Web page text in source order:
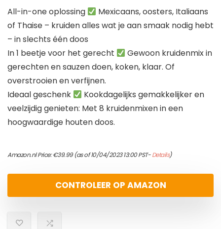
All-in-one oplossing
Mexicaans, oosters, Italiaans
of Thaise – kruiden alles wat je aan smaak nodig hebt
– in slechts één doos
In 1 beetje voor het gerecht
Gewoon kruidenmix in
gerechten en sauzen doen, koken, klaar. Of
overstrooien en verfijnen.
Ideaal geschenk
Kookdagelijks gemakkelijker en
veelzijdig genieten: Met 8 kruidenmixen in een
hoogwaardige houten doos.
Amazon.nl Price:€39.99(as of 10/04/2023 13:00 PST-Details)
CONTROLEER OP AMAZON